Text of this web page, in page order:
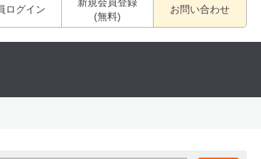
ログイン
(無料)
お問い合わせ